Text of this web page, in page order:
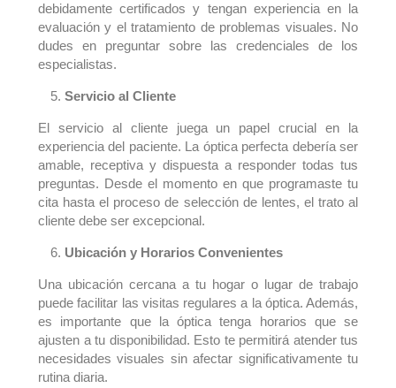
debidamente certificados y tengan experiencia en la
evaluación y el tratamiento de problemas visuales. No
dudes en preguntar sobre las credenciales de los
especialistas.
Servicio al Cliente
El servicio al cliente juega un papel crucial en la
experiencia del paciente. La óptica perfecta debería ser
amable, receptiva y dispuesta a responder todas tus
preguntas. Desde el momento en que programaste tu
cita hasta el proceso de selección de lentes, el trato al
cliente debe ser excepcional.
Ubicación y Horarios Convenientes
Una ubicación cercana a tu hogar o lugar de trabajo
puede facilitar las visitas regulares a la óptica. Además,
es importante que la óptica tenga horarios que se
ajusten a tu disponibilidad. Esto te permitirá atender tus
necesidades visuales sin afectar significativamente tu
rutina diaria.